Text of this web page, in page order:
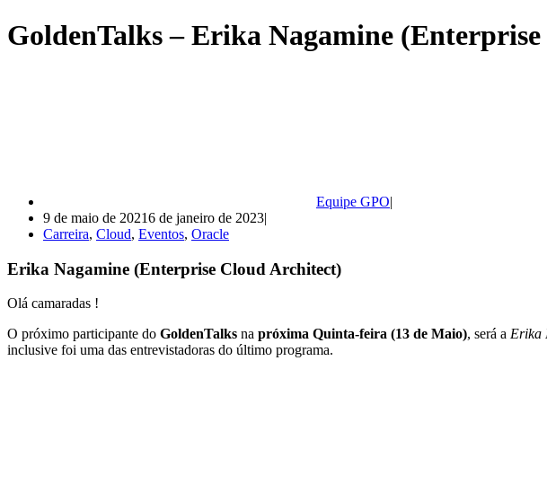
GoldenTalks – Erika Nagamine
Equipe GPO
9 de maio de 20216 de janeiro de 2023
Carreira, Cloud, Eventos, Oracle
Erika Nagamine (Enterprise Cloud Architect)
Olá camaradas !
O próximo participante do GoldenTalks na próxima Quinta-feira (13 de Maio), será a Erika
inclusive foi uma das entrevistadoras do último programa.